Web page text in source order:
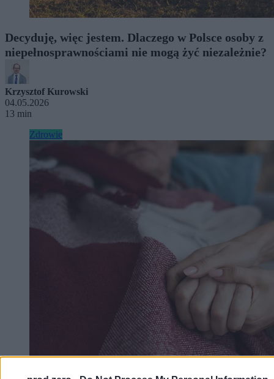
Decyduję, więc jestem. Dlaczego w Polsce osoby z
niepełnosprawnościami nie mogą żyć niezależnie?
Krzysztof Kurowski
04.05.2026
13 min
Zdrowie